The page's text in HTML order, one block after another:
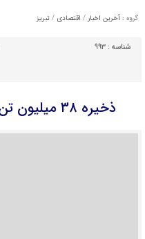
گروه : آخرین اخبار / اقتصادی / تبریز
شناسه : 993
ذخیره ۳۸ میلیون تن طلا در آذربایجان شرقی